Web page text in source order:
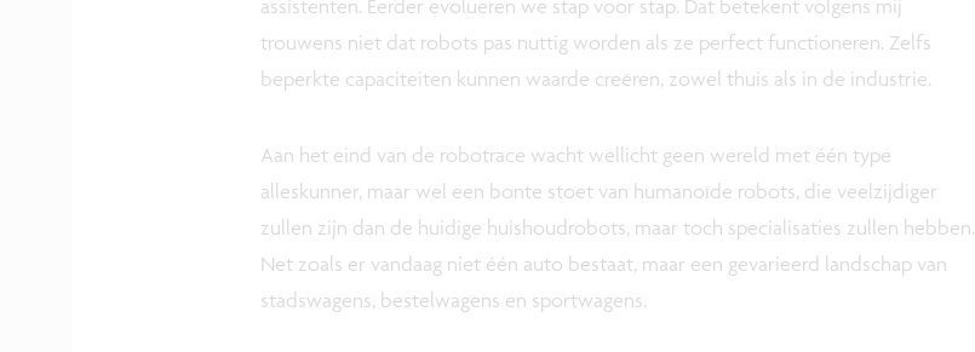
assistenten. Eerder evolueren we stap voor stap. Dat betekent volgens mij
trouwens niet dat robots pas nuttig worden als ze perfect functioneren. Zelfs
beperkte capaciteiten kunnen waarde creëren, zowel thuis als in de industrie.
Aan het eind van de robotrace wacht wellicht geen wereld met één type
alleskunner, maar wel een bonte stoet van humanoïde robots, die veelzijdiger
zullen zijn dan de huidige huishoudrobots, maar toch specialisaties zullen hebben.
Net zoals er vandaag niet één auto bestaat, maar een gevarieerd landschap van
stadswagens, bestelwagens en sportwagens.